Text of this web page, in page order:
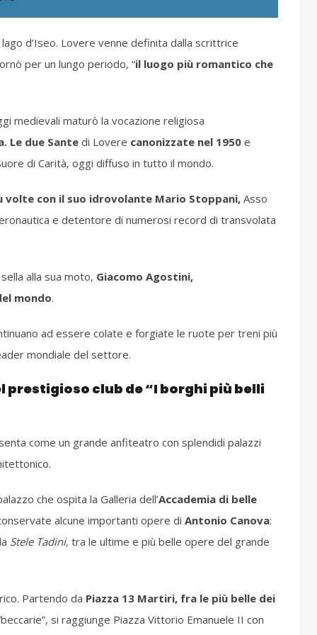
d’Iseo. Lovere venne definita dalla scrittrice
per un lungo periodo, “il luogo più romantico che
medievali maturò la vocazione religiosa
Le due Sante di Lovere canonizzate nel 1950 e
di Carità, oggi diffuso in tutto il mondo.
volte con il suo idrovolante Mario Stoppani, Asso
e detentore di numerosi record di transvolata
alla sua moto, Giacomo Agostini,
mondo.
ad essere colate e forgiate le ruote per treni più
mondiale del settore.
prestigioso club de “I borghi più belli
come un grande anfiteatro con splendidi palazzi
che ospita la Galleria dell’Accademia di belle
alcune importanti opere di Antonio Canova:
Stele Tadini, tra le ultime e più belle opere del grande
Partendo da Piazza 13 Martiri, fra le più belle dei
si raggiunge Piazza Vittorio Emanuele II con